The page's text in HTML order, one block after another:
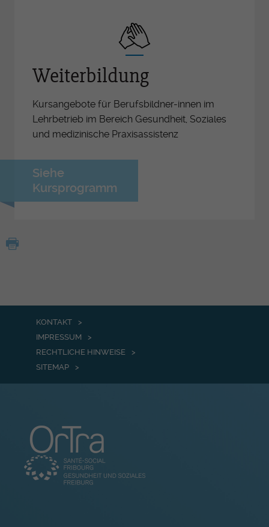
Weiterbildung
Kursangebote für Berufsbildner-innen im
Lehrbetrieb im Bereich Gesundheit, Soziales
und medizinische Praxisassistenz
Siehe
Kursprogramm
KONTAKT
IMPRESSUM
RECHTLICHE HINWEISE
SITEMAP